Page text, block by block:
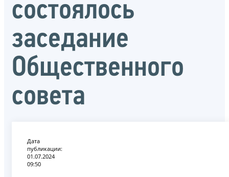
состоялось
заседание
Общественного
совета
Дата
публикации:
01.07.2024
09:50